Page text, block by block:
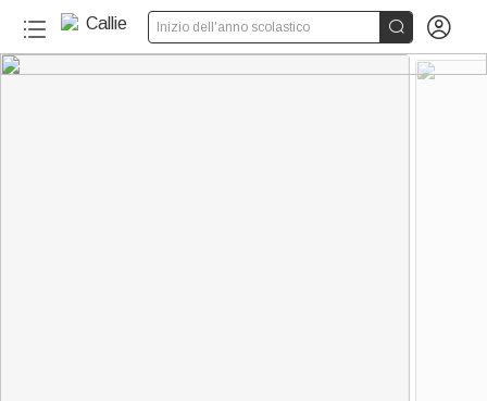
Inizio dell'anno scolastico  